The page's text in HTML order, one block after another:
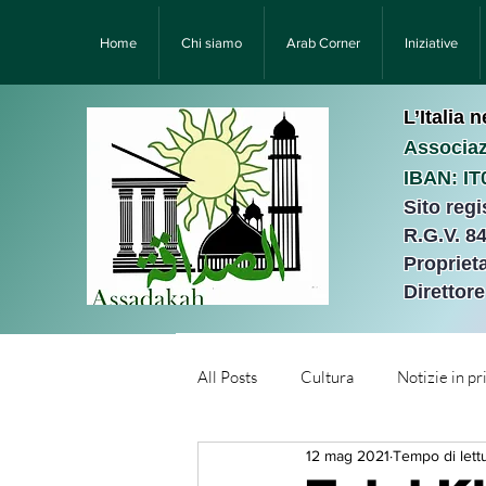
Home Chi siamo Arab Corner Iniziative
L’Italia
IBAN:
Sito
R.G.V.
All Posts Cultura Notizie in
Նորություններ/Notizie Armene
12 mag 2021 Tempo di